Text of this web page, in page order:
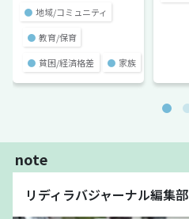
● 地域/コミュニティ
● 教育/保育
● 貧困/経済格差 ● 家族
note
リディラバジャーナル編集部